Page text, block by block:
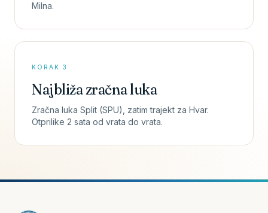
Milna.
KORAK 3
Najbliža zračna luka
Zračna luka Split (SPU), zatim trajekt za Hvar.
Otprilike 2 sata od vrata do vrata.